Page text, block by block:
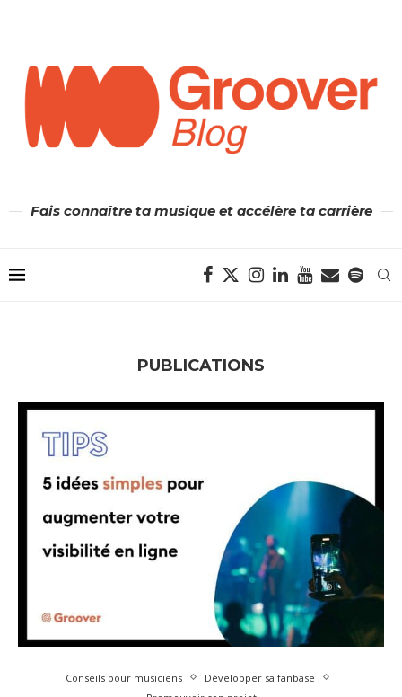
Fais connaître ta musique et accélère ta carrière
PUBLICATIONS
Conseils pour musiciens
Développer sa fanbase